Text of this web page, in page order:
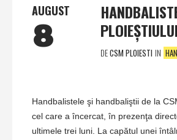
AUGUST
8 DECSM PLOIESTI IN
Handbalistele şi handbaliştii de la
cel care a încercat, în prezenţa
ultimele trei luni. La capătul unei